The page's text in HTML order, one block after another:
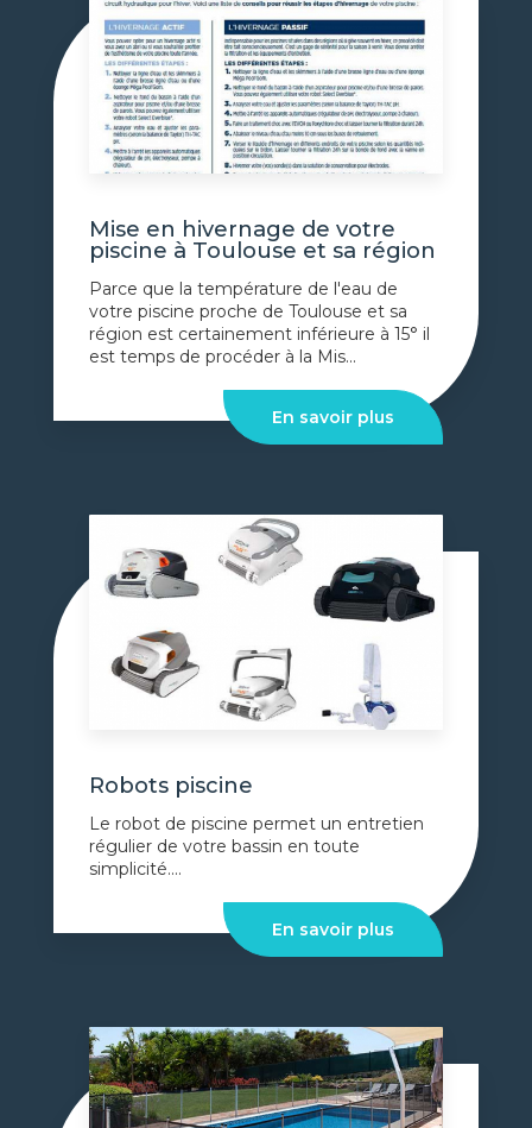
Mise en hivernage de votre
piscine à Toulouse et sa région
Parce que la température de l'eau de
votre piscine proche de Toulouse et sa
région est certainement inférieure à 15° il
est temps de procéder à la Mis...
En savoir plus
Robots piscine
Le robot de piscine permet un entretien
régulier de votre bassin en toute
simplicité....
En savoir plus